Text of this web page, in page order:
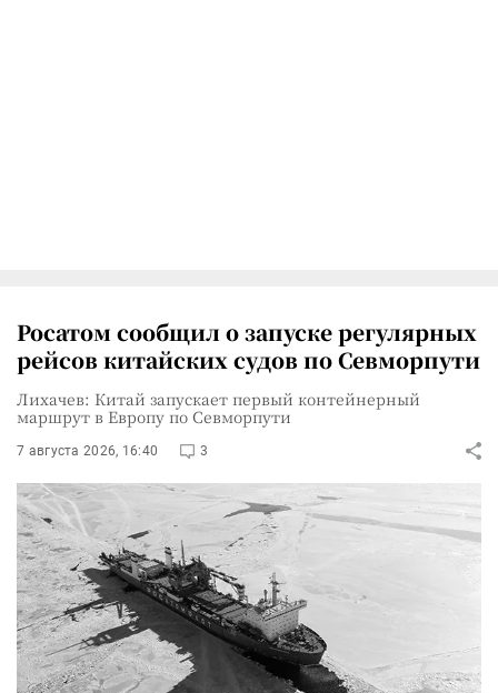
Росатом сообщил о запуске регулярных
рейсов китайских судов по Севморпути
Лихачев: Китай запускает первый контейнерный
маршрут в Европу по Севморпути
7 августа 2026, 16:40 3